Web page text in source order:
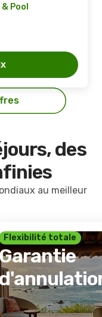
Pool
des
au meilleur
Flexibilité totale